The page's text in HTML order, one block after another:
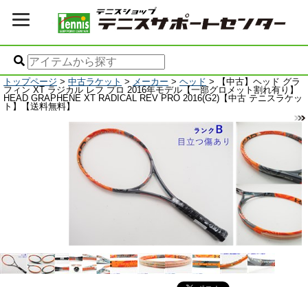
トップページ > 中古ラケット > メーカー > ヘッド > 【中古】ヘッド グラ
フィン XT ラジカル レフ プロ 2016年モデル【一部グロメット割れ有り】
HEAD GRAPHENE XT RADICAL REV PRO 2016(G2)【中古 テニスラケッ
ト】【送料無料】